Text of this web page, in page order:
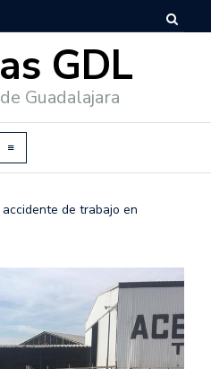
GDL
Guadalajara
de trabajo en